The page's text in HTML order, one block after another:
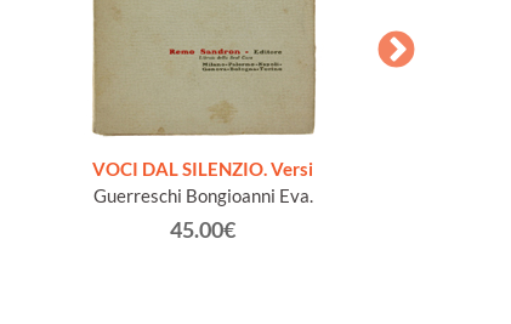
VOCI DAL SILENZIO. Versi
Guerreschi Bongioanni Eva.
45.00€